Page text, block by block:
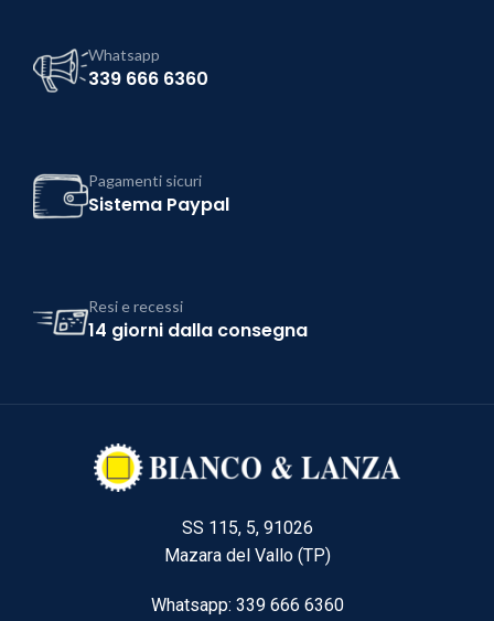
Whatsapp
339 666 6360
Pagamenti sicuri
Sistema Paypal
Resi e recessi
14 giorni dalla consegna
SS 115, 5, 91026
Mazara del Vallo (TP)
Whatsapp: 339 666 6360